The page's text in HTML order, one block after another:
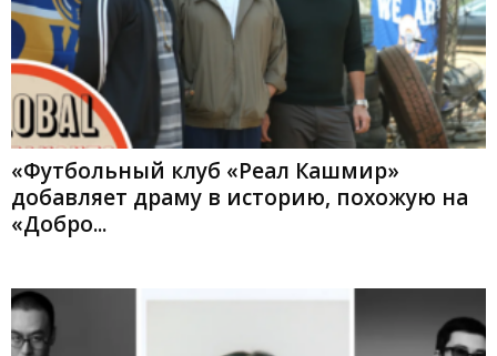
«Футбольный клуб «Реал Кашмир»
добавляет драму в историю, похожую на
«Добро...